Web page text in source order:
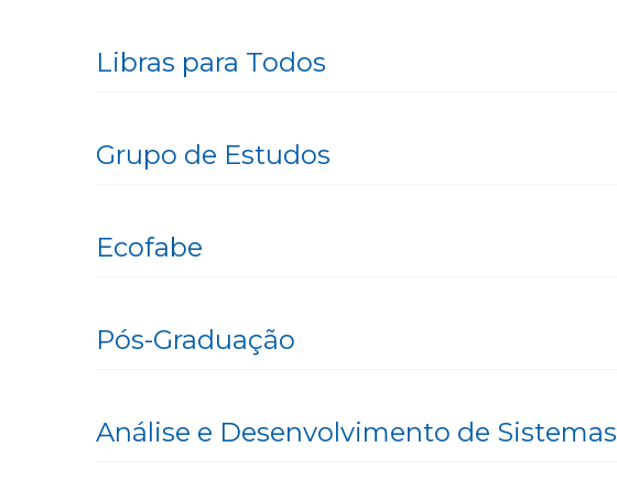
Libras para Todos
Grupo de Estudos
Ecofabe
Pós-Graduação
Análise e Desenvolvimento de Sistemas